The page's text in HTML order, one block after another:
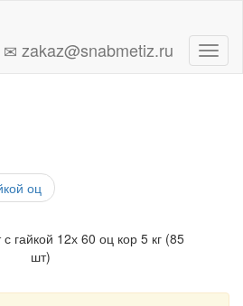
zakaz@snabmetiz.ru
оц